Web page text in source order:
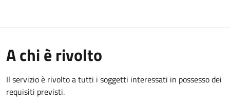
A chi è rivolto
Il servizio è rivolto a tutti i soggetti interessati in possesso dei
requisiti previsti.